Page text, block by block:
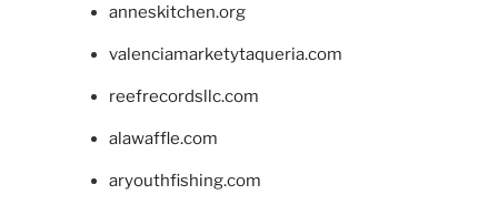
anneskitchen.org
valenciamarketytaqueria.com
reefrecordsllc.com
alawaffle.com
aryouthfishing.com